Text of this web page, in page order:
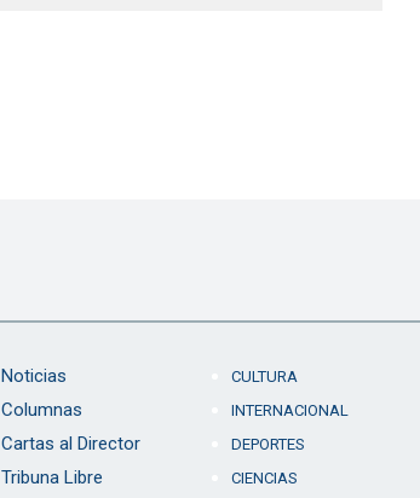
Noticias
Columnas
Cartas al Director
Tribuna Libre
CULTURA
INTERNACIONAL
DEPORTES
CIENCIAS